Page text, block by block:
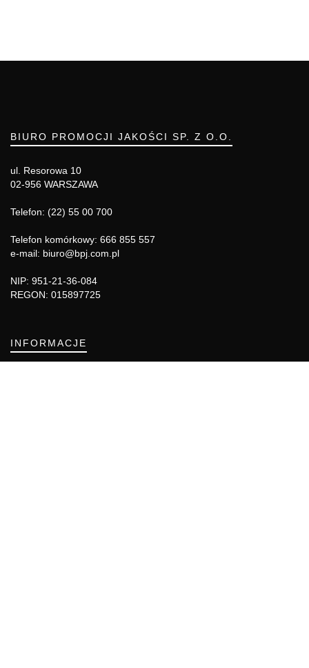
BIURO PROMOCJI JAKOŚCI SP. Z O.O.
ul. Resorowa 10
02-956 WARSZAWA
Telefon: (22) 55 00 700
Telefon komórkowy: 666 855 557
e-mail: biuro@bpj.com.pl
NIP: 951-21-36-084
REGON: 015897725
INFORMACJE